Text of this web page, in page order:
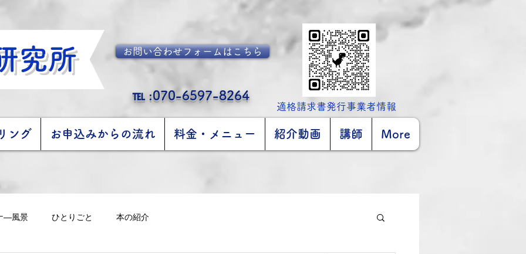
究所 お問い合わせフォームはこちら
℡ :070-6597-8264
​適格請求書発行事業者情報
ング お申込みからの流れ 料金・メニュー 紹介動画 講師 More
―風景 ひとりごと 本の紹介